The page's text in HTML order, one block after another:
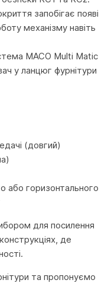
запобігає появі
механізму навіть
MACO Multi Matic
у ланцюг фурнітури
(довгий)
або горизонтального
для посилення
де
та пропонуємо